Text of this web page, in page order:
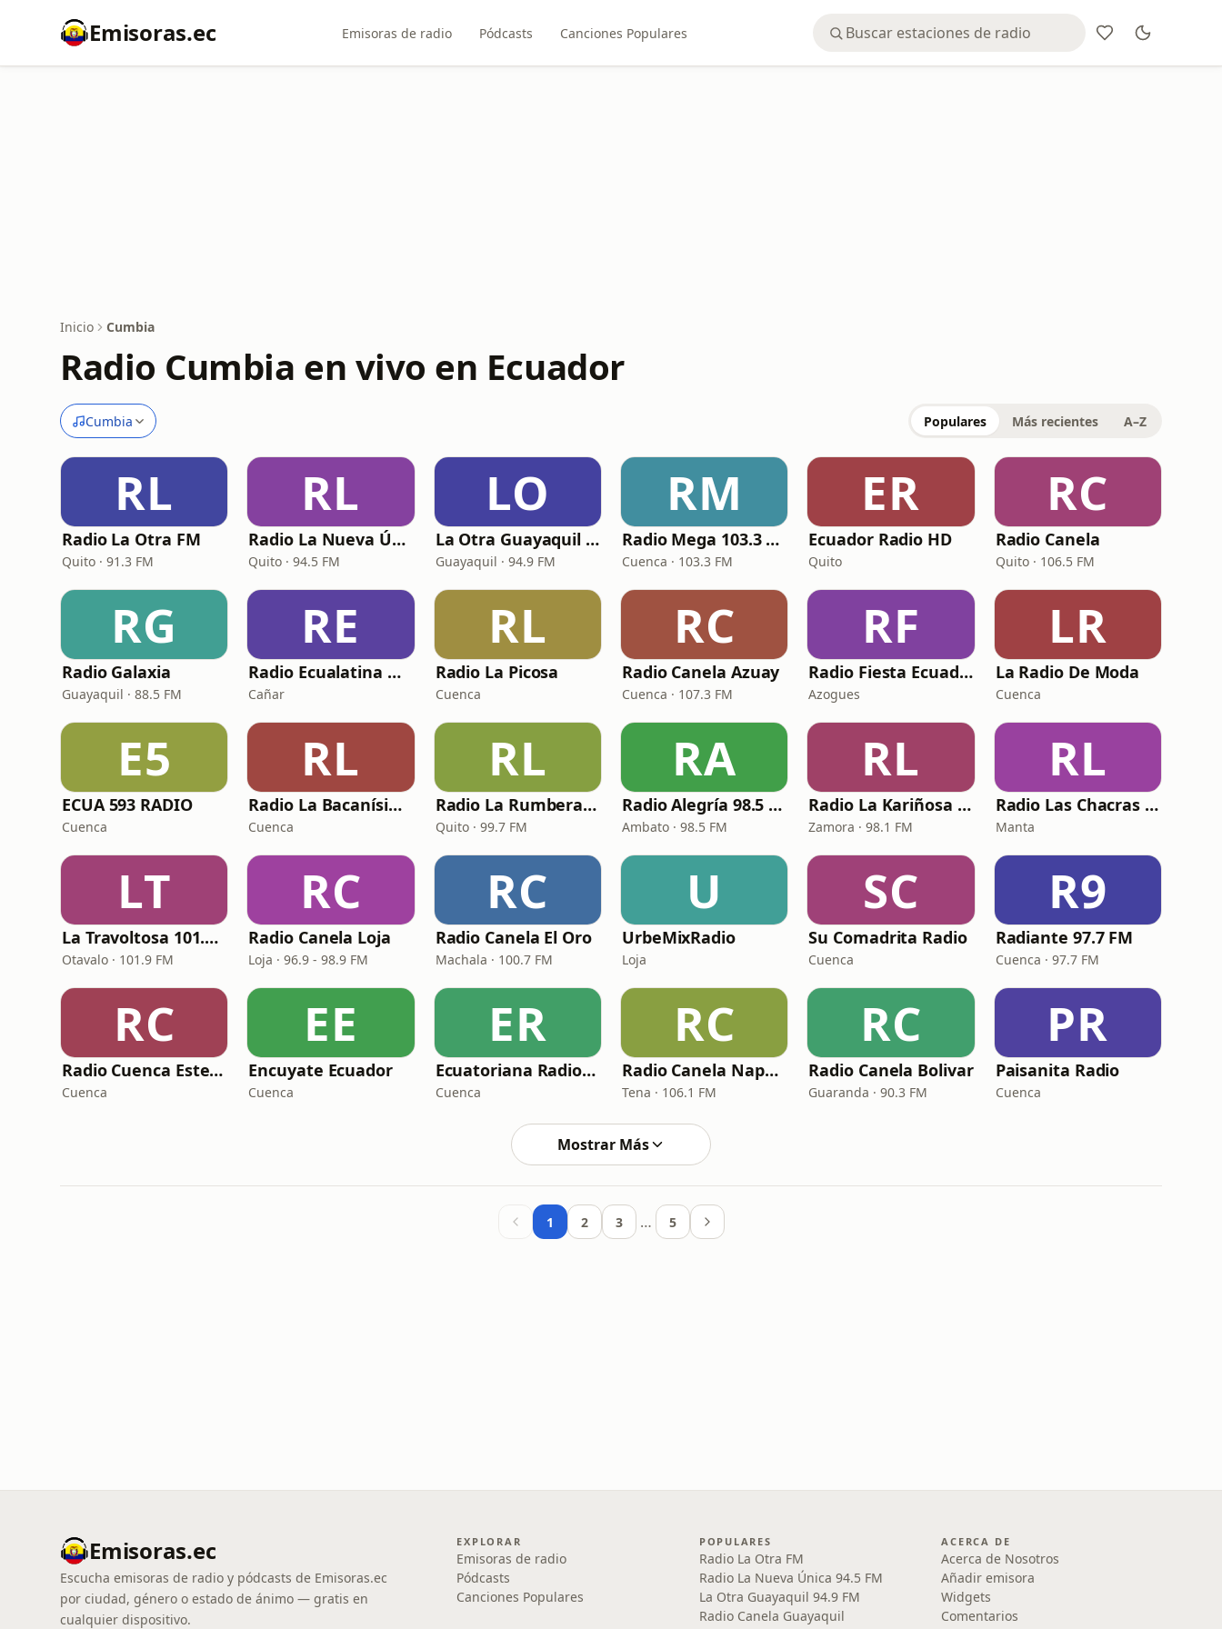
Emisoras.ec Emisoras de radio Pódcasts Canciones Populares
Inicio Cumbia
Radio Cumbia en vivo en Ecuador
Cumbia Populares Más recientes A–Z
RL
Radio La Otra FM
Quito · 91.3 FM
RL
Radio La Nueva Única 94.5 FM
Quito · 94.5 FM
LO
La Otra Guayaquil 94.9 FM
Guayaquil · 94.9 FM
RM
Radio Mega 103.3 FM
Cuenca · 103.3 FM
ER
Ecuador Radio HD
Quito
RC
Radio Canela
Quito · 106.5 FM
RG
Radio Galaxia
Guayaquil · 88.5 FM
RE
Radio Ecualatina Mix
Cañar
RL
Radio La Picosa
Cuenca
RC
Radio Canela Azuay
Cuenca · 107.3 FM
RF
Radio Fiesta Ecuador
Azogues
LR
La Radio De Moda
Cuenca
E5
ECUA 593 RADIO
Cuenca
RL
Radio La Bacanísima del Ecuador
Cuenca
RL
Radio La Rumbera 99.7 FM
Quito · 99.7 FM
RA
Radio Alegría 98.5 FM
Ambato · 98.5 FM
RL
Radio La Kariñosa FM
Zamora · 98.1 FM
RL
Radio Las Chacras Manabi
Manta
LT
La Travoltosa 101.9 FM
Otavalo · 101.9 FM
RC
Radio Canela Loja
Loja · 96.9 - 98.9 FM
RC
Radio Canela El Oro
Machala · 100.7 FM
U
UrbeMixRadio
Loja
SC
Su Comadrita Radio
Cuenca
R9
Radiante 97.7 FM
Cuenca · 97.7 FM
RC
Radio Cuenca Estereo
Cuenca
EE
Encuyate Ecuador
Cuenca
ER
Ecuatoriana Radio Online
Cuenca
RC
Radio Canela Napo 106.1 FM
Tena · 106.1 FM
RC
Radio Canela Bolivar
Guaranda · 90.3 FM
PR
Paisanita Radio
Cuenca
Mostrar Más
1 2 3 … 5
Emisoras.ec
Escucha emisoras de radio y pódcasts de Emisoras.ec
por ciudad, género o estado de ánimo — gratis en
cualquier dispositivo.
EXPLORAR
Emisoras de radio
Pódcasts
Canciones Populares
POPULARES
Radio La Otra FM
Radio La Nueva Única 94.5 FM
La Otra Guayaquil 94.9 FM
Radio Canela Guayaquil
ACERCA DE
Acerca de Nosotros
Añadir emisora
Widgets
Comentarios